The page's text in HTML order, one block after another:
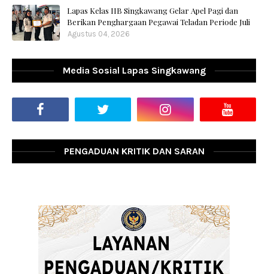
Lapas Kelas IIB Singkawang Gelar Apel Pagi dan
Berikan Penghargaan Pegawai Teladan Periode Juli
Agustus 04, 2026
Media Sosial Lapas Singkawang
PENGADUAN KRITIK DAN SARAN